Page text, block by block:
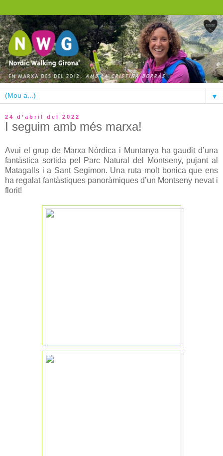
▼
24 d’abril del 2022
I seguim amb més marxa!
Avui el grup de Marxa Nòrdica i Muntanya ha gaudit d’una
fantàstica sortida pel Parc Natural del Montseny, pujant al
Matagalls i a Sant Segimon. Una ruta molt bonica que ens
ha regalat fantàstiques panoràmiques d’un Montseny nevat i
florit!